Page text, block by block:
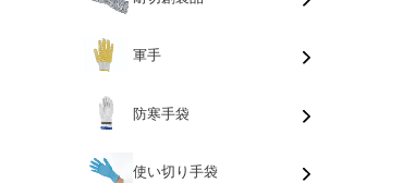
軍手
防寒手袋
使い切り手袋